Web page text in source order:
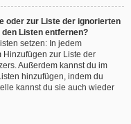
oder zur Liste der ignorierten
Listen entfernen?
setzen: In jedem
Hinzufügen zur Liste der
Außerdem kannst du im
hinzufügen, indem du
kannst du sie auch wieder